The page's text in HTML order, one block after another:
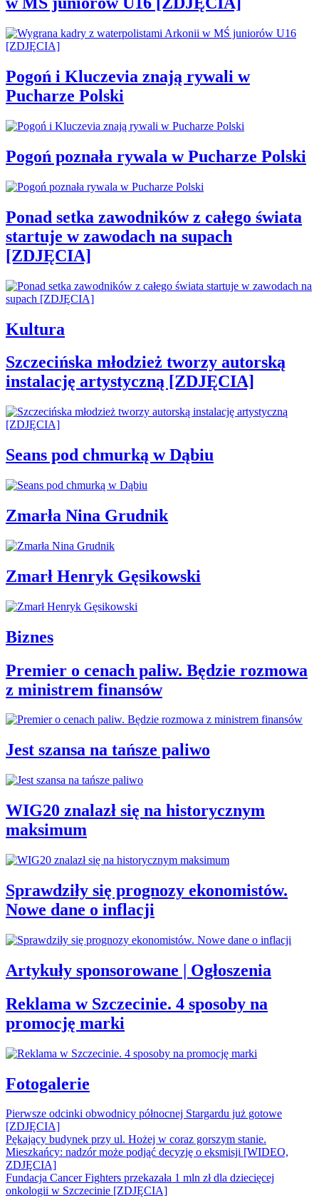
Pogoń i Kluczevia znają rywali w
Pucharze Polski
Pogoń poznała rywala w Pucharze Polski
Ponad setka zawodników z całego świata
startuje w zawodach na supach
[ZDJĘCIA]
Kultura
Szczecińska młodzież tworzy autorską
instalację artystyczną [ZDJĘCIA]
Seans pod chmurką w Dąbiu
Zmarła Nina Grudnik
Zmarł Henryk Gęsikowski
Biznes
Premier o cenach paliw. Będzie rozmowa
z ministrem finansów
Jest szansa na tańsze paliwo
WIG20 znalazł się na historycznym
maksimum
Sprawdziły się prognozy ekonomistów.
Nowe dane o inflacji
Artykuły sponsorowane | Ogłoszenia
Reklama w Szczecinie. 4 sposoby na
promocję marki
Fotogalerie
Pierwsze odcinki obwodnicy północnej Stargardu już gotowe
[ZDJĘCIA]
Pękający budynek przy ul. Hożej w coraz gorszym stanie.
Mieszkańcy: nadzór może podjąć decyzję o eksmisji [WIDEO,
ZDJĘCIA]
Fundacja Cancer Fighters przekazała 1 mln zł dla dziecięcej
onkologii w Szczecinie [ZDJĘCIA]